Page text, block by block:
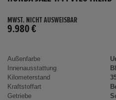
MWST. NICHT AUSWEISBAR
9.980 €
Außenfarbe
Innenausstattung
Kilometerstand
Kraftstoffart
Getriebe